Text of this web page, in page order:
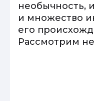
необычность,
и множество
его
Рассмотрим